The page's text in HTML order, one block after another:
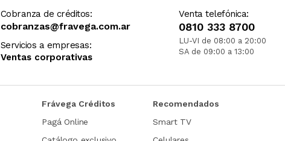
Cobranza de créditos:
cobranzas@fravega.com.ar
Servicios a empresas:
Ventas corporativas
Venta telefónica:
0810 333 8700
LU-VI de 08:00 a 20:00
SA de 09:00 a 13:00
Frávega Créditos
Pagá Online
Recomendados
Smart TV